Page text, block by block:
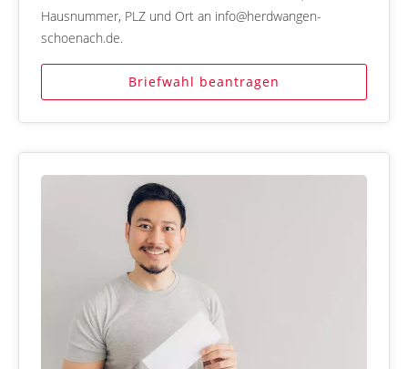
Hausnummer, PLZ und Ort an info@herdwangen-
schoenach.de.
Briefwahl beantragen